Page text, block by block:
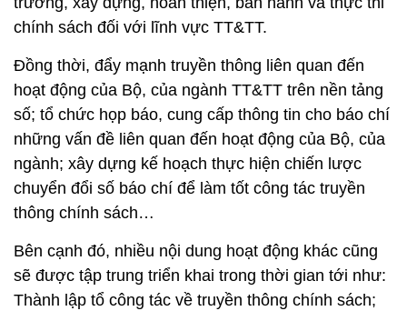
chính sách đối với lĩnh vực TT&TT.
Đồng thời, đẩy mạnh truyền thông liên quan đến
hoạt động của Bộ, của ngành TT&TT trên nền tảng
số; tổ chức họp báo, cung cấp thông tin cho báo chí
những vấn đề liên quan đến hoạt động của Bộ, của
ngành; xây dựng kế hoạch thực hiện chiến lược
chuyển đổi số báo chí để làm tốt công tác truyền
thông chính sách…
Bên cạnh đó, nhiều nội dung hoạt động khác cũng
sẽ được tập trung triển khai trong thời gian tới như:
Thành lập tổ công tác về truyền thông chính sách;